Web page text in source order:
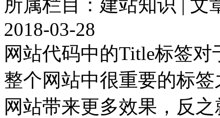
所属栏目：建站知识 | 文
2018-03-28
网站代码中的Title标签
整个网站中很重要的标
网站带来更多效果，反